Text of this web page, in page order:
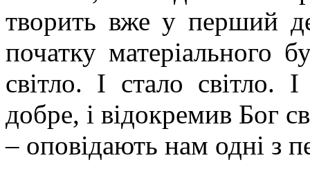
творить вже у перший
початку матеріального
світло. І стало світло.
добре, і відокремив Бог
– оповідають нам одні з